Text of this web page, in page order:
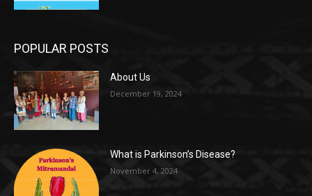
POPULAR POSTS
About Us
December 19, 2024
What is Parkinson’s Disease?
November 4, 2024